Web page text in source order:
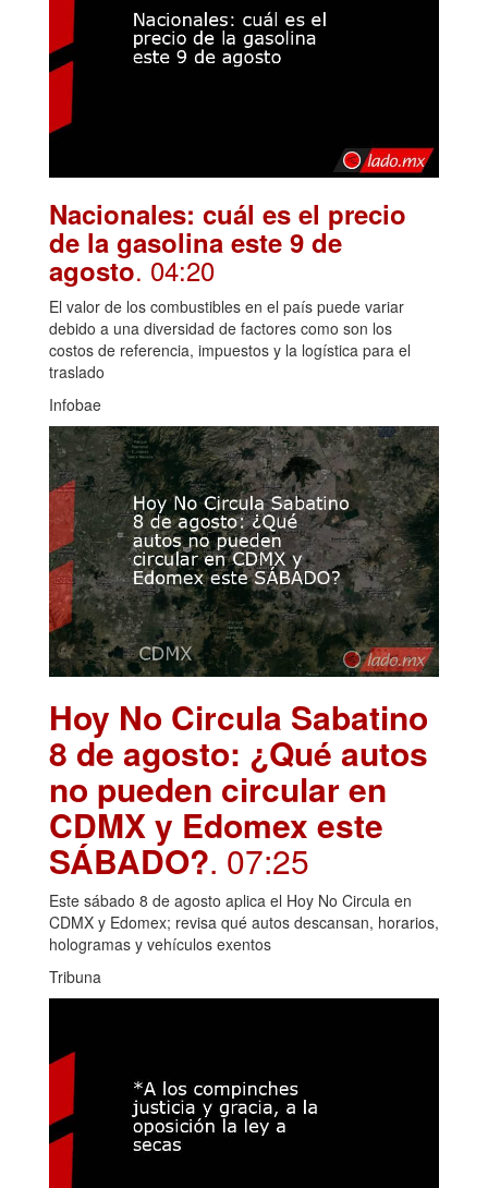
Nacionales: cuál es el precio
de la gasolina este 9 de
agosto. 04:20
El valor de los combustibles en el país puede variar
debido a una diversidad de factores como son los
costos de referencia, impuestos y la logística para el
traslado
Infobae
Hoy No Circula Sabatino
8 de agosto: ¿Qué autos
no pueden circular en
CDMX y Edomex este
SÁBADO?. 07:25
Este sábado 8 de agosto aplica el Hoy No Circula en
CDMX y Edomex; revisa qué autos descansan, horarios,
hologramas y vehículos exentos
Tribuna